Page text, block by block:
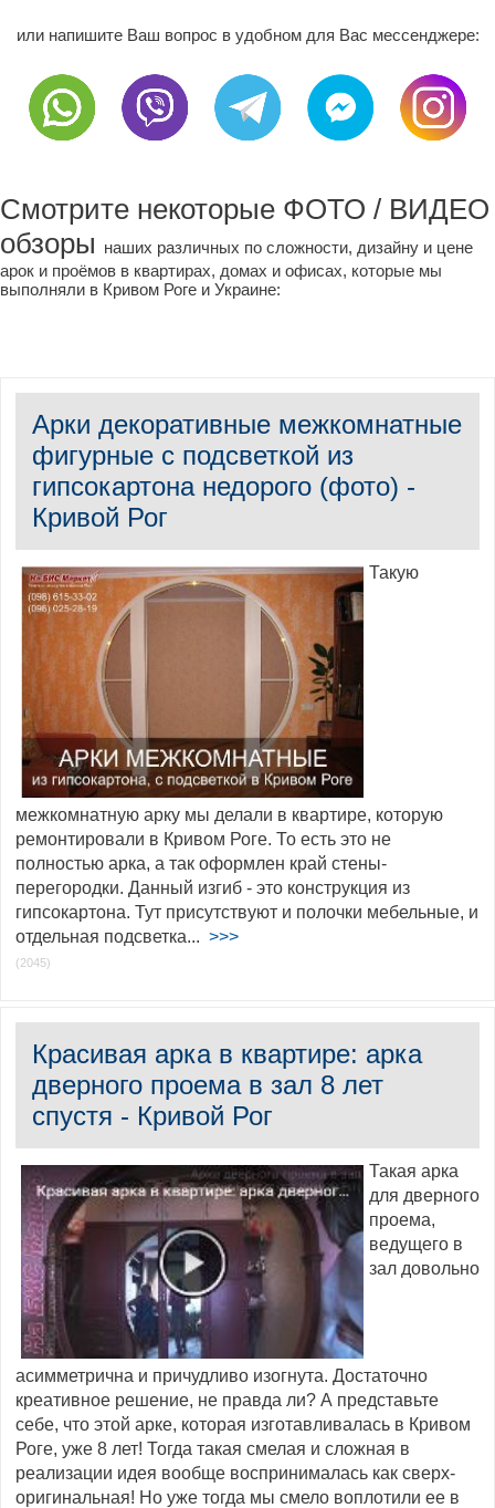
или напишите Ваш вопрос в удобном для Вас мессенджере:
Смотрите некоторые ФОТО / ВИДЕО
обзоры наших различных по сложности, дизайну и цене
арок и проёмов в квартирах, домах и офисах, которые мы
выполняли в Кривом Роге и Украине:
Арки декоративные межкомнатные
фигурные с подсветкой из
гипсокартона недорого (фото) -
Кривой Рог
Такую
межкомнатную арку мы делали в квартире, которую
ремонтировали в Кривом Роге. То есть это не
полностью арка, а так оформлен край стены-
перегородки. Данный изгиб - это конструкция из
гипсокартона. Тут присутствуют и полочки мебельные, и
отдельная подсветка... >>>
(2045)
Красивая арка в квартире: арка
дверного проема в зал 8 лет
спустя - Кривой Рог
Такая арка
для дверного
проема,
ведущего в
зал довольно
асимметрична и причудливо изогнута. Достаточно
креативное решение, не правда ли? А представьте
себе, что этой арке, которая изготавливалась в Кривом
Роге, уже 8 лет! Тогда такая смелая и сложная в
реализации идея вообще воспринималась как сверх-
оригинальная! Но уже тогда мы смело воплотили ее в